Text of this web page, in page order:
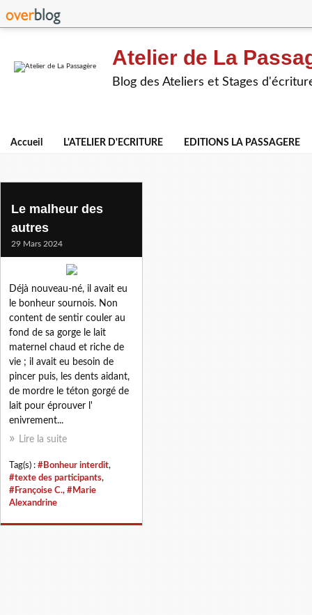
Atelier de La
Blog des Ateliers et Stages
Accueil L'ATELIER D'ECRITURE EDITIONS LA PASSAGERE
bonheur interdit
Le malheur des
autres
29 Mars 2024
Déjà nouveau-né, il avait eu
le bonheur sournois. Non
content de sentir couler au
fond de sa gorge le lait
maternel chaud et riche de
vie ; il avait eu besoin de
pincer puis, les dents aidant,
de mordre le téton gorgé de
lait pour éprouver l'
enivrement...
Lire la suite
Tag(s) : #Bonheur interdit,
#texte des participants,
#Françoise C., #Marie
Alexandrine